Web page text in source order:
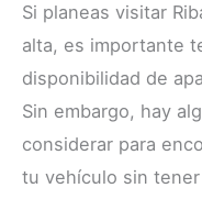
Si planeas visitar
alta, es importante
disponibilidad de
Sin embargo, hay
considerar para
tu vehículo sin tener